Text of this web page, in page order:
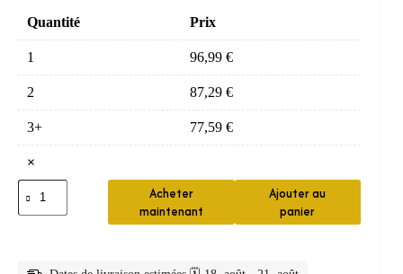
Quantité Prix
1 96,99 €
2 87,29 €
3+ 77,59 €
×
quantité
de
Mitigeur
Acheter
maintenant
Ajouter au
panier